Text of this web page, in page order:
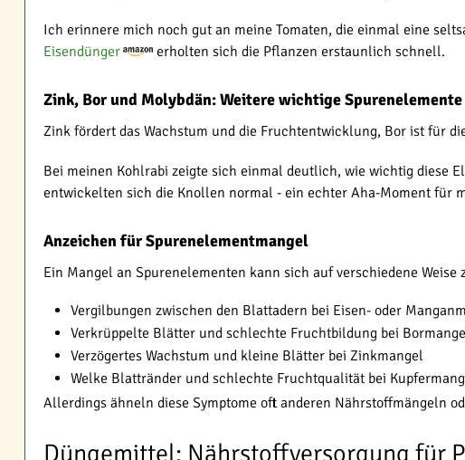
Ich erinnere mich noch gut an meine Tomaten, die einmal eine
Eisendünger
erholten sich die Pflanzen erstaunlich schnell.
Zink, Bor und Molybdän: Weitere wichtige Spurenelemente
Zink fördert das Wachstum und die Fruchtentwicklung, Bor ist für
Bei meinen Kohlrabi zeigte sich einmal deutlich, wie wichtig diese
entwickelten sich die Knollen normal - ein echter Aha-Moment für
Anzeichen für Spurenelementmangel
Ein Mangel an Spurenelementen kann sich auf verschiedene Weise
Vergilbungen zwischen den Blattadern bei Eisen- oder
Verkrüppelte Blätter und schlechte Fruchtbildung bei
Verzögertes Wachstum und kleine Blätter bei Zinkmangel
Welke Blattränder und schlechte Fruchtqualität bei
Allerdings ähneln diese Symptome oft anderen Nährstoffmängeln
Düngemittel: Nährstoffversorgung für